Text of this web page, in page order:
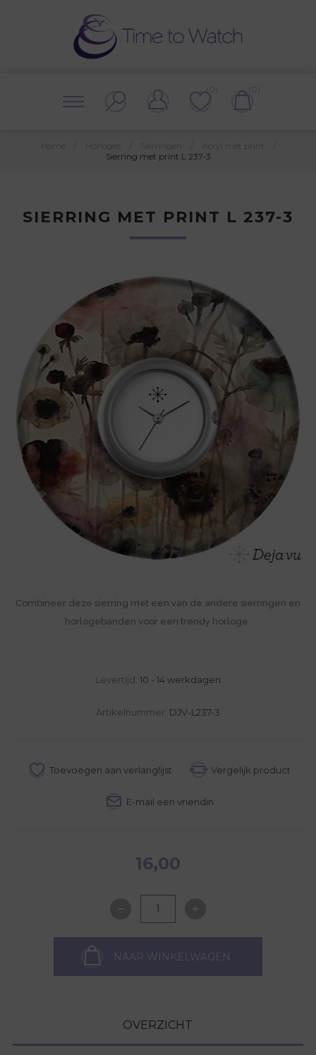
(0) (0)
Sierring met print L 237-3
SIERRING MET PRINT L 237-3
Combineer deze sierring met een van de andere sierringen en
horlogebanden voor een trendy horloge.
Levertijd: 10 - 14 werkdagen
Artikelnummer: DJV-L237-3
16,00
NAAR WINKELWAGEN
OVERZICHT